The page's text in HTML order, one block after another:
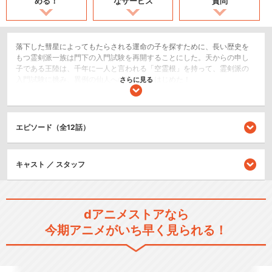
落下した彗星によってもたらされる運命の子を探すために、長い歴史を
もつ霊剣派一族は門下の入門試験を再開することにした。天からの申し
子である王陸は、千年に一人と言われる「空霊根」を持って、霊剣派の
入門試験に挑み、異例の仙人への道を歩みはじめた！
アクション/バトル
ドラマ/青春
シリーズ／関連のアニメ作品
さらに見る
エピソード（全12話）
キャスト ／ スタッフ
dアニメストアなら
今期アニメがいち早く見られる！